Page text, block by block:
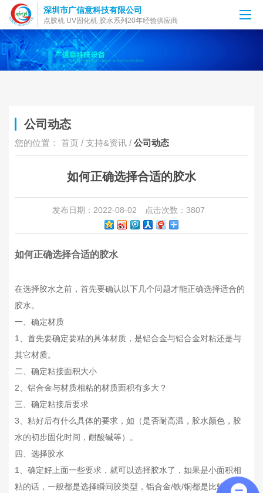
深圳市广信意科技有限公司
点胶机 UV固化机 胶水系列20年经验供应商
公司动态
您的位置： 首页 / 支持&资讯 / 公司动态
如何正确选择合适的胶水
发布日期：2022-08-02 点击次数：3807
如何正确选择合适的胶水
在选择胶水之前，首先要确认以下几个问题才能正确选择适合的
胶水。
一、确定材质
1、首先要确定要粘的具体材质，是铝合金与铝合金对粘还是与
其它材质。
二、确定粘接面积大小
2、铝合金与材质相粘的材质面积有多大？
三、确定粘接后要求
3、粘好后有什么具体的要求，如（是否耐高温，胶水颜色，胶
水的初步固化时间，耐酸碱等）。
四、选择胶水
1、确定好上面一些要求，就可以选择胶水了，如果是小面积相
粘的话，一般都是选择瞬间胶类型，铝合金/铁/铜都是比较好粘